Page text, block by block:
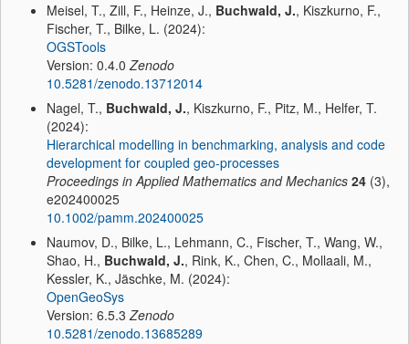
Meisel, T., Zill, F., Heinze, J., Buchwald, J., Kiszkurno, F.,
Fischer, T., Bilke, L. (2024):
OGSTools
Version: 0.4.0Zenodo
10.5281/zenodo.13712014
Nagel, T., Buchwald, J., Kiszkurno, F., Pitz, M., Helfer, T.
(2024):
Hierarchical modelling in benchmarking, analysis and code
development for coupled geo-processes
Proceedings in Applied Mathematics and Mechanics 24 (3),
e202400025
10.1002/pamm.202400025
Naumov, D., Bilke, L., Lehmann, C., Fischer, T., Wang, W.,
Shao, H., Buchwald, J., Rink, K., Chen, C., Mollaali, M.,
Kessler, K., Jäschke, M. (2024):
OpenGeoSys
Version: 6.5.3Zenodo
10.5281/zenodo.13685289